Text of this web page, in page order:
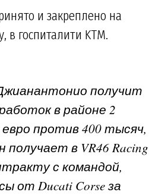
и закреплено на
в госпиталити KTM.
получит
в районе 2
против 400 тысяч,
в VR46 Racing
с командой,
от Ducati Corse за